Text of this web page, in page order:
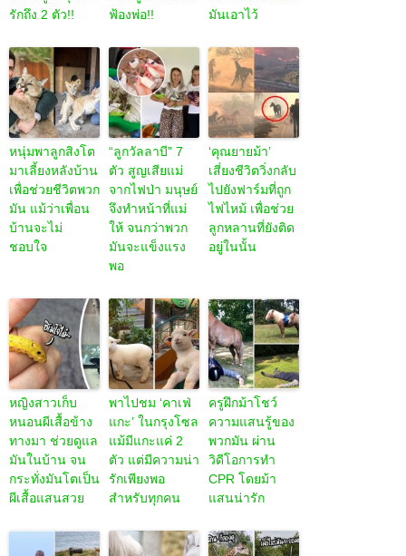
รักถึง 2 ตัว!!
ฟ้องพ่อ!!
มันเอาไว้
หนุ่มพาลูกสิงโต
มาเลี้ยงหลังบ้าน
เพื่อช่วยชีวิตพวก
มัน แม้ว่าเพื่อน
บ้านจะไม่
ชอบใจ
“ลูกวัลลาบี” 7
ตัว สูญเสียแม่
จากไฟป่า มนุษย์
จึงทำหน้าที่แม่
ให้ จนกว่าพวก
มันจะแข็งแรง
พอ
‘คุณยายม้า’
เสี่ยงชีวิตวิ่งกลับ
ไปยังฟาร์มที่ถูก
ไฟไหม้ เพื่อช่วย
ลูกหลานที่ยังติด
อยู่ในนั้น
หญิงสาวเก็บ
หนอนผีเสื้อข้าง
ทางมา ช่วยดูแล
มันในบ้าน จน
กระทั่งมันโตเป็น
ผีเสื้อแสนสวย
พาไปชม ‘คาเฟ่
แกะ’ ในกรุงโซล
แม้มีแกะแค่ 2
ตัว แต่มีความน่า
รักเพียงพอ
สำหรับทุกคน
ครูฝึกม้าโชว์
ความแสนรู้ของ
พวกมัน ผ่าน
วิดีโอการทำ
CPR โดยม้า
แสนน่ารัก